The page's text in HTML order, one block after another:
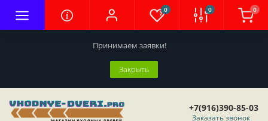
Принимаем заявки!
Закрыть
0 0 0
+7(916)390-85-03
Заказать звонок